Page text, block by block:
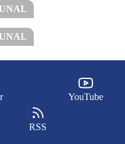
YouTube
RSS